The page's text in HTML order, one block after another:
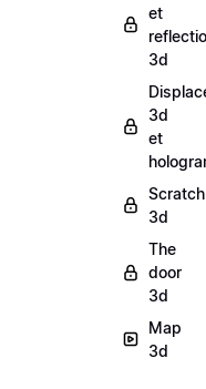
et
3d
3d
et
Scratch
3d
The
door
3d
Map
3d